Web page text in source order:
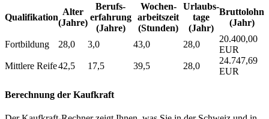
Qualifikation
Alter
(Jahre)
Berufs­
erfahrung
(Jahre)
Wochen­
arbeitszeit
(Stunden)
Urlaubs­
tage
(Jahr)
Bruttolohn
(Jahr)
Fortbildung 28,0 3,0 43,0 28,0
20.400,00
EUR
Mittlere Reife42,5 17,5 39,5 28,0
24.747,69
EUR
Berechnung der Kaufkraft